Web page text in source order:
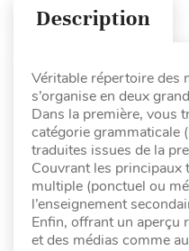
Description
Véritable répertoire des
s’organise en deux
Dans la première, vous
catégorie grammaticale
traduites issues de la
Couvrant les principaux
multiple (ponctuel ou
l’enseignement
Enfin, offrant un aperçu
et des médias comme